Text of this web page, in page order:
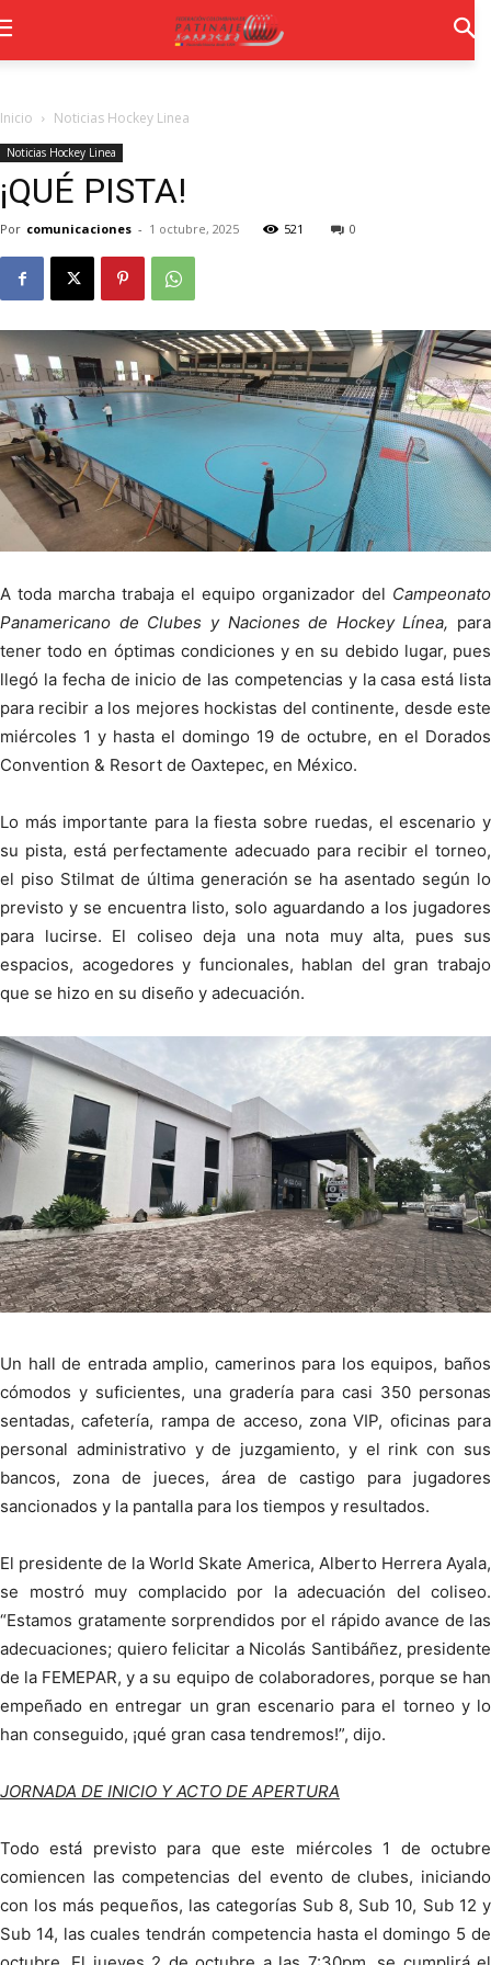
Inicio Noticias Hockey Linea
Noticias Hockey Linea
¡QUÉ PISTA!
Por comunicaciones - 1 octubre, 2025 521 0
A toda marcha trabaja el equipo organizador del Campeonato
Panamericano de Clubes y Naciones de Hockey Línea, para
tener todo en óptimas condiciones y en su debido lugar, pues
llegó la fecha de inicio de las competencias y la casa está lista
para recibir a los mejores hockistas del continente, desde este
miércoles 1 y hasta el domingo 19 de octubre, en el Dorados
Convention & Resort de Oaxtepec, en México.
Lo más importante para la fiesta sobre ruedas, el escenario y
su pista, está perfectamente adecuado para recibir el torneo,
el piso Stilmat de última generación se ha asentado según lo
previsto y se encuentra listo, solo aguardando a los jugadores
para lucirse. El coliseo deja una nota muy alta, pues sus
espacios, acogedores y funcionales, hablan del gran trabajo
que se hizo en su diseño y adecuación.
Un hall de entrada amplio, camerinos para los equipos, baños
cómodos y suficientes, una gradería para casi 350 personas
sentadas, cafetería, rampa de acceso, zona VIP, oficinas para
personal administrativo y de juzgamiento, y el rink con sus
bancos, zona de jueces, área de castigo para jugadores
sancionados y la pantalla para los tiempos y resultados.
El presidente de la World Skate America, Alberto Herrera Ayala,
se mostró muy complacido por la adecuación del coliseo.
“Estamos gratamente sorprendidos por el rápido avance de las
adecuaciones; quiero felicitar a Nicolás Santibáñez, presidente
de la FEMEPAR, y a su equipo de colaboradores, porque se han
empeñado en entregar un gran escenario para el torneo y lo
han conseguido, ¡qué gran casa tendremos!”, dijo.
JORNADA DE INICIO Y ACTO DE APERTURA
Todo está previsto para que este miércoles 1 de octubre
comiencen las competencias del evento de clubes, iniciando
con los más pequeños, las categorías Sub 8, Sub 10, Sub 12 y
Sub 14, las cuales tendrán competencia hasta el domingo 5 de